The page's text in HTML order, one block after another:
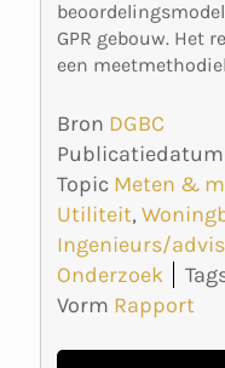
GPR gebouw. Het
een
Bron DGBC
Publicatiedatum
Topic Meten &
Utiliteit,
Ingenieurs/
Onderzoek
Vorm Rapport